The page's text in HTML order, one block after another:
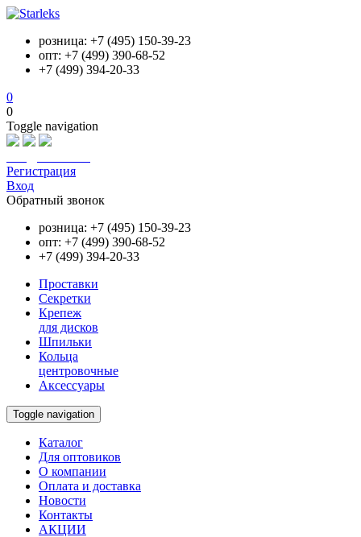
розница: +7 (495) 150-39-23
опт: +7 (499) 390-68-52
+7 (499) 394-20-33
0
0
Toggle navigation
Регистрация
Вход
Обратный звонок
розница: +7 (495) 150-39-23
опт: +7 (499) 390-68-52
+7 (499) 394-20-33
Проставки
Секретки
Крепеж
для дисков
Шпильки
Кольца
центровочные
Аксессуары
Toggle navigation
Каталог
Для оптовиков
О компании
Оплата и доставка
Новости
Контакты
АКЦИИ